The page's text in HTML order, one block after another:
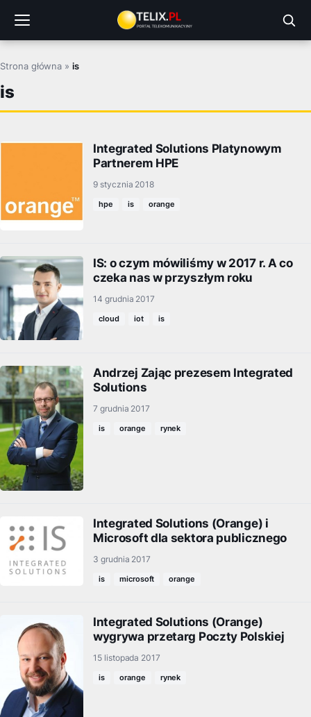
treści
Strona główna »is
is
Integrated Solutions Platynowym
Partnerem HPE
9 stycznia 2018
hpe is orange
IS: o czym mówiliśmy w 2017 r. A co
czeka nas w przyszłym roku
14 grudnia 2017
cloud iot is
Andrzej Zając prezesem Integrated
Solutions
7 grudnia 2017
is orange rynek
Integrated Solutions (Orange) i
Microsoft dla sektora publicznego
3 grudnia 2017
is microsoft orange
Integrated Solutions (Orange)
wygrywa przetarg Poczty Polskiej
15 listopada 2017
is orange rynek